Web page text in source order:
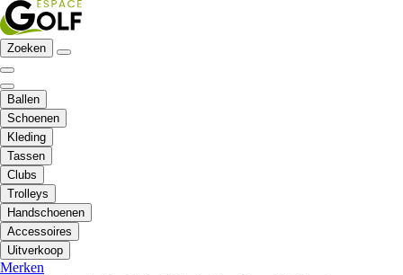
Zoeken
Ballen
Schoenen
Kleding
Tassen
Clubs
Trolleys
Handschoenen
Accessoires
Uitverkoop
Merken